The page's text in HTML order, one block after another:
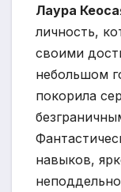
Лаура
личность,
своими
небольшом
покорила
навыков,